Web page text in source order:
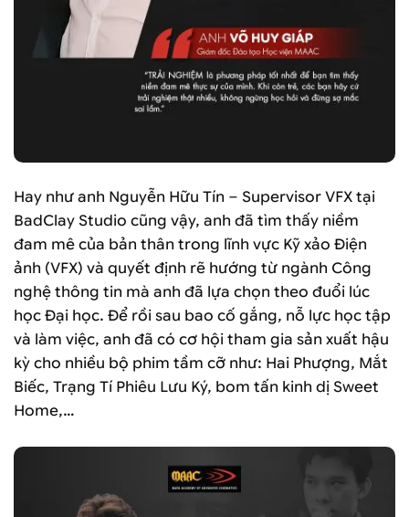
Hay như anh Nguyễn Hữu Tín – Supervisor VFX tại
BadClay Studio cũng vậy, anh đã tìm thấy niềm
đam mê của bản thân trong lĩnh vực Kỹ xảo Điện
ảnh (VFX) và quyết định rẽ hướng từ ngành Công
nghệ thông tin mà anh đã lựa chọn theo đuổi lúc
học Đại học. Để rồi sau bao cố gắng, nỗ lực học tập
và làm việc, anh đã có cơ hội tham gia sản xuất hậu
kỳ cho nhiều bộ phim tầm cỡ như: Hai Phượng, Mắt
Biếc, Trạng Tí Phiêu Lưu Ký, bom tấn kinh dị Sweet
Home,…